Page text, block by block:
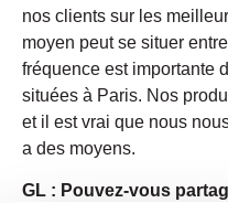
nos clients sur les
moyen peut se situer
fréquence est importante
situées à Paris. Nos
et il est vrai que nous
a des moyens.
GL : Pouvez-vous